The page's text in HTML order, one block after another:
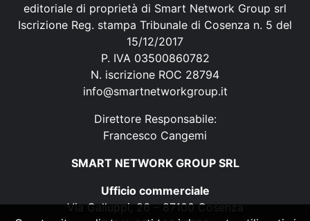
editoriale di proprietà di Smart Network Group srl
Iscrizione Reg. stampa Tribunale di Cosenza n. 5 del
15/12/2017
P. IVA 03500860782
N. iscrizione ROC 28794
info@smartnetworkgroup.it
Direttore Responsabile:
Francesco Cangemi
SMART NETWORK GROUP SRL
Ufficio commerciale
Via Galluppi, 26 – 87100 Cosenza